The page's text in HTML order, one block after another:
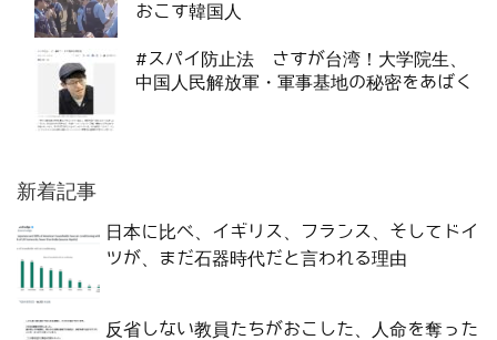
おこす韓国人
#スパイ防止法 さすが台湾！大学院生、
中国人民解放軍・軍事基地の秘密をあばく
新着記事
日本に比べ、イギリス、フランス、そしてドイ
ツが、まだ石器時代だと言われる理由
反省しない教員たちがおこした、人命を奪った